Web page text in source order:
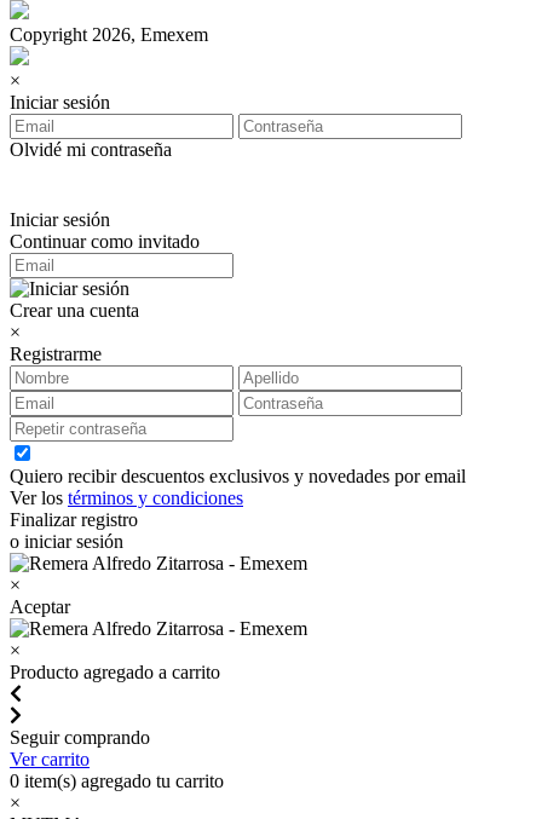
Copyright 2026, Emexem
×
Iniciar sesión
Olvidé mi contraseña
Iniciar sesión
Continuar como invitado
Crear una cuenta
×
Registrarme
Quiero recibir descuentos exclusivos y novedades por email
Ver los términos y condiciones
Finalizar registro
o iniciar sesión
×
Aceptar
×
Producto agregado a carrito
Seguir comprando
Ver carrito
0 item(s) agregado tu carrito
×